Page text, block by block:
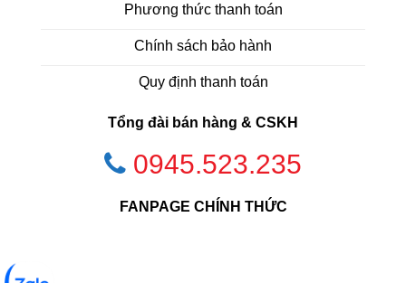
Phương thức thanh toán
Chính sách bảo hành
Quy định thanh toán
Tổng đài bán hàng & CSKH
0945.523.235
FANPAGE CHÍNH THỨC